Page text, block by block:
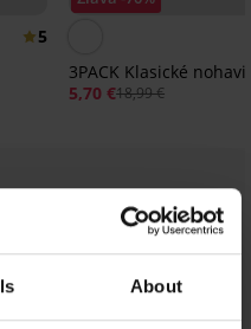
About
5
3PACK Klasické
5,70 €18,99 €
Zobraziť